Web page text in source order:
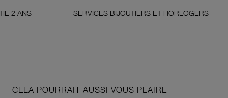
SERVICES BIJOUTIERS ET HORLOGERS
CELA POURRAIT AUSSI VOUS PLAIRE